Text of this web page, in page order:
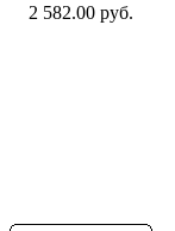
2 582.00 руб.